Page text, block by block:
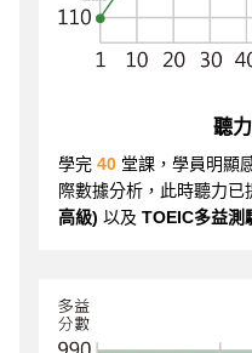
聽
學完 40 堂課，學員明顯
際數據分析，此時聽力已
高級) 以及 TOEIC多益測